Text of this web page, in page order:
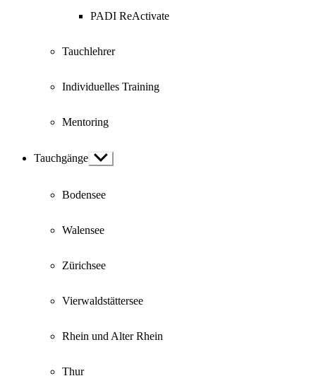
PADI ReActivate
Tauchlehrer
Individuelles Training
Mentoring
Tauchgänge Show
sub
Bodensee
Walensee
Zürichsee
Vierwaldstättersee
Rhein und Alter Rhein
Thur